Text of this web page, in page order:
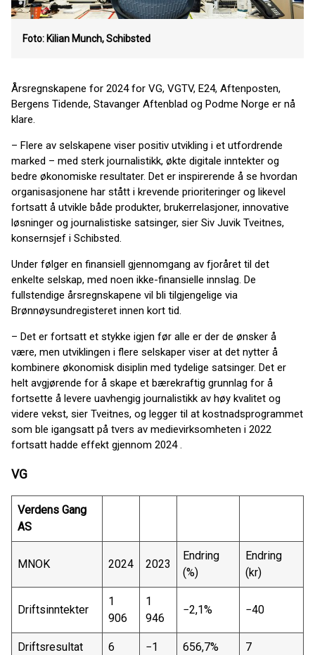
Foto: Kilian Munch, Schibsted
Årsregnskapene for 2024 for VG, VGTV, E24, Aftenposten,
Bergens Tidende, Stavanger Aftenblad og Podme Norge er nå
klare.
– Flere av selskapene viser positiv utvikling i et utfordrende
marked – med sterk journalistikk, økte digitale inntekter og
bedre økonomiske resultater. Det er inspirerende å se hvordan
organisasjonene har stått i krevende prioriteringer og likevel
fortsatt å utvikle både produkter, brukerrelasjoner, innovative
løsninger og journalistiske satsinger, sier Siv Juvik Tveitnes,
konsernsjef i Schibsted.
Under følger en finansiell gjennomgang av fjoråret til det
enkelte selskap, med noen ikke-finansielle innslag. De
fullstendige årsregnskapene vil bli tilgjengelige via
Brønnøysundregisteret innen kort tid.
– Det er fortsatt et stykke igjen før alle er der de ønsker å
være, men utviklingen i flere selskaper viser at det nytter å
kombinere økonomisk disiplin med tydelige satsinger. Det er
helt avgjørende for å skape et bærekraftig grunnlag for å
fortsette å levere uavhengig journalistikk av høy kvalitet og
videre vekst, sier Tveitnes, og legger til at kostnadsprogrammet
som ble igangsatt på tvers av medievirksomheten i 2022
fortsatt hadde effekt gjennom 2024 .
VG
Verdens Gang
AS
MNOK 2024 2023
Endring
(%)
Endring
(kr)
Driftsinntekter
1
906
1
946
−2,1% −40
Driftsresultat 6 −1 656,7% 7